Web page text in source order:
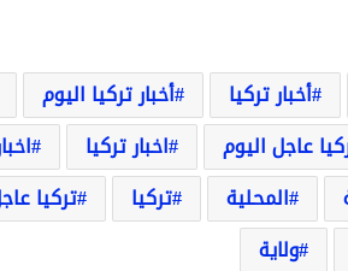
أخبار تركيا أخبار تركيا اليوم
عاجل اليوم
اخبار تركيا
المحلية تركيا تركيا
ولاية